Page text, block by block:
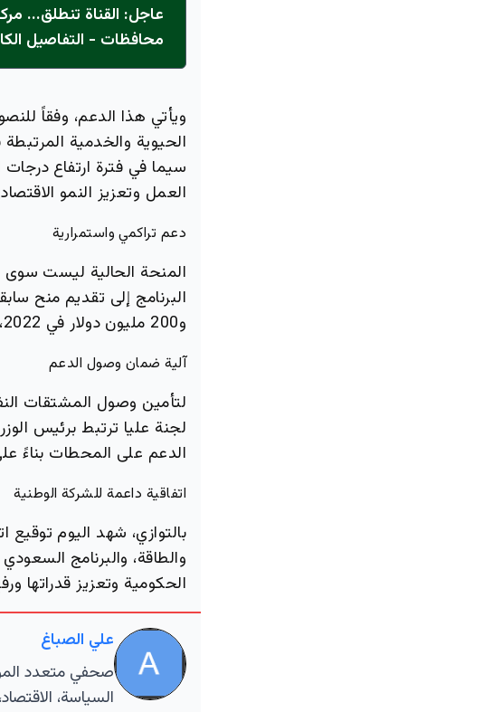
محافظات - التفاصيل
ويأتي هذا الدعم، وفقاً
الحيوية والخدمية
سيما في فترة ارتفاع
العمل وتعزيز النمو
دعم تراكمي واستمرارية
المنحة الحالية ليست
و200 مليون دولار في 2022، و81.2 مليون دولار في 2026.
آلية ضمان وصول الدعم
لتأمين وصول المشتقات
لجنة عليا ترتبط برئيس
الدعم على المحطات بناءً
اتفاقية داعمة للشركة الوطنية
بالتوازي، شهد اليوم توقيع
والطاقة، والبرنامج
الحكومية وتعزيز قدراتها
علي الصباغ
صحفي متعدد
السياسة،